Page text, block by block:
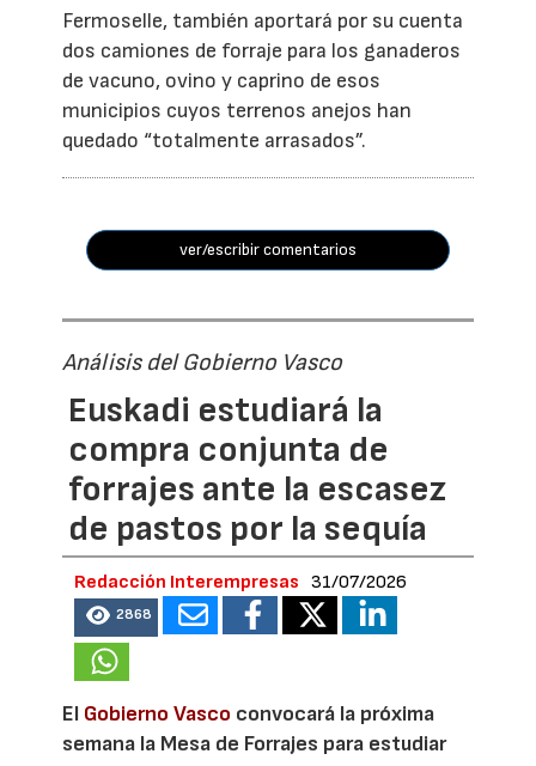
Fermoselle, también aportará por su cuenta
dos camiones de forraje para los ganaderos
de vacuno, ovino y caprino de esos
municipios cuyos terrenos anejos han
quedado “totalmente arrasados”.
ver/escribir comentarios
Análisis del Gobierno Vasco
Euskadi estudiará la
compra conjunta de
forrajes ante la escasez
de pastos por la sequía
Redacción Interempresas 31/07/2026
2868
El Gobierno Vasco convocará la próxima
semana la Mesa de Forrajes para estudiar